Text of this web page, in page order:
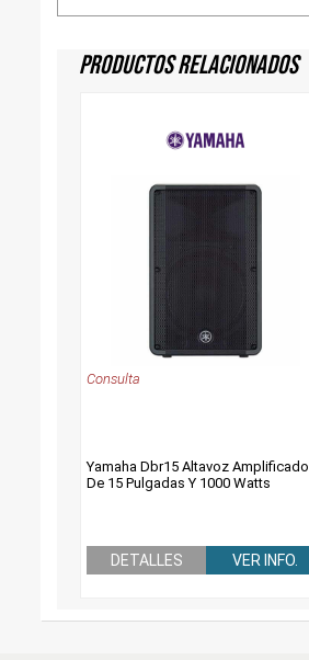
Productos Relacionados
Consulta
Yamaha Dbr15 Altavoz Amplificado
De 15 Pulgadas Y 1000 Watts
DETALLES VER INFO.